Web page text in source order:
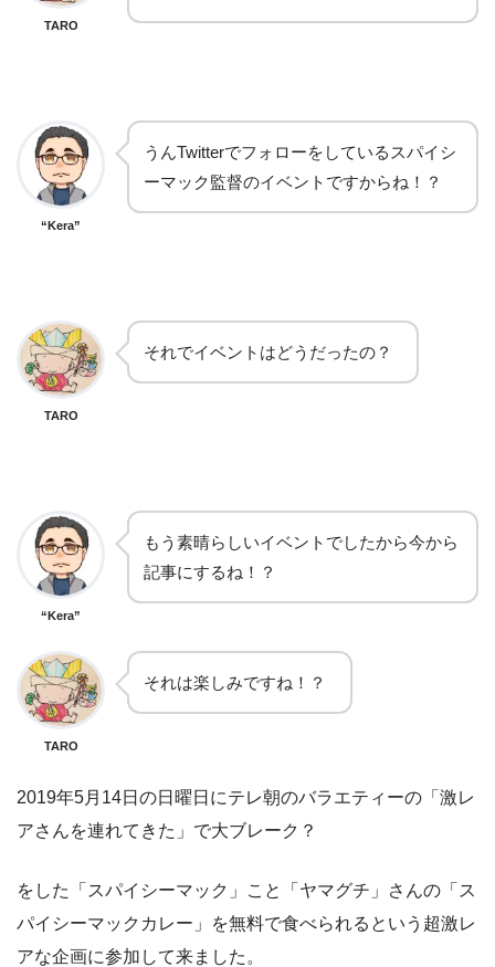
TARO
“Kera”
うんTwitterでフォローをしているスパイシ
ーマック監督のイベントですからね！？
TARO
それでイベントはどうだったの？
“Kera”
もう素晴らしいイベントでしたから今から
記事にするね！？
TARO
それは楽しみですね！？
2019年5月14日の日曜日にテレ朝のバラエティーの「激レ
アさんを連れてきた」で大ブレーク？
をした「スパイシーマック」こと「ヤマグチ」さんの「ス
パイシーマックカレー」を無料で食べられるという超激レ
アな企画に参加して来ました。